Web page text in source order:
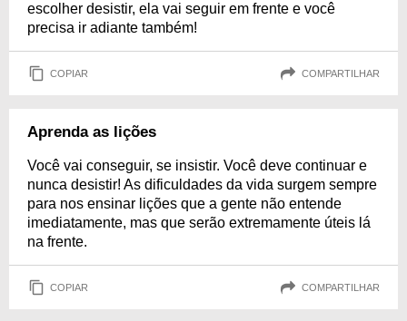
escolher desistir, ela vai seguir em frente e você
precisa ir adiante também!
COPIAR COMPARTILHAR
Aprenda as lições
Você vai conseguir, se insistir. Você deve continuar e
nunca desistir! As dificuldades da vida surgem sempre
para nos ensinar lições que a gente não entende
imediatamente, mas que serão extremamente úteis lá
na frente.
COPIAR COMPARTILHAR